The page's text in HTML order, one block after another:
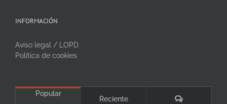
INFORMACIÓN
Aviso legal / LOPD
Política de cookies
Popular
Reciente Comentarios